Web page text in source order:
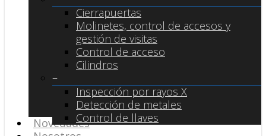
Cierrapuertas
Molinetes, control de accesos y
gestión de visitas
Control de acceso
Cilindros
–
Inspección por rayos X
Detección de metales
Control de llaves
Novedades